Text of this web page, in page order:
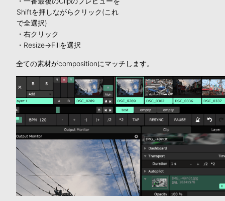
Shiftを押しながらクリック(これ
で全選択)
・右クリック
・Resize→Fillを選択
全ての素材がcompositionにマッチします。